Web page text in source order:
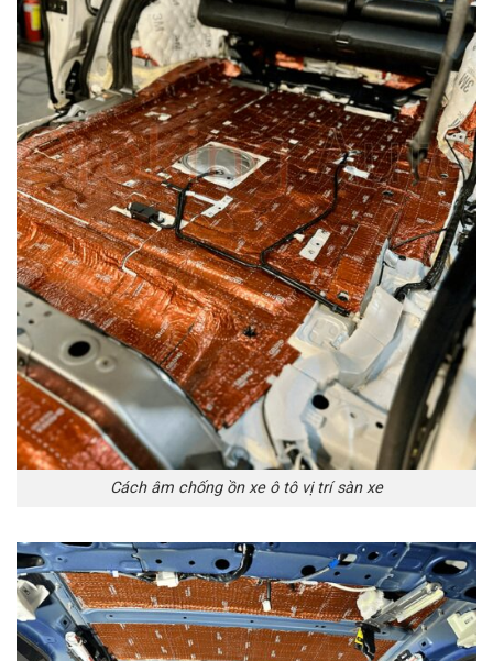
Cách âm chống ồn xe ô tô vị trí sàn xe